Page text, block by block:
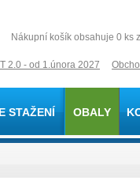
Nákupní košík obsahuje 0 ks
2.0 - od 1.února 2027
STAŽENÍ OBALY